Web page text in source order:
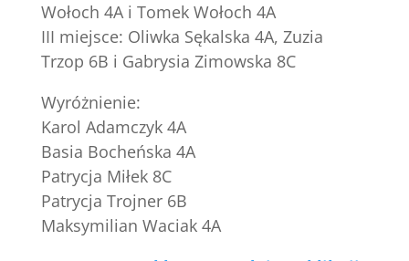
Wołoch 4A i Tomek Wołoch 4A
III miejsce: Oliwka Sękalska 4A, Zuzia
Trzop 6B i Gabrysia Zimowska 8C
Wyróżnienie:
Karol Adamczyk 4A
Basia Bocheńska 4A
Patrycja Miłek 8C
Patrycja Trojner 6B
Maksymilian Waciak 4A